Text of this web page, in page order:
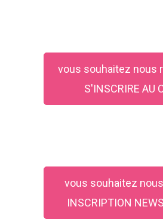
vous souhaitez nous
S'INSCRIRE AU
vous souhaitez
INSCRIPTION